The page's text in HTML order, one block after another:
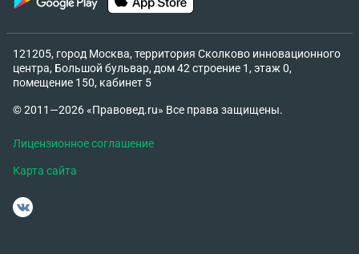
121205, город Москва, территория Сколково инновационного
центра, Большой бульвар, дом 42 строение 1, этаж 0,
помещение 150, кабинет 5
© 2011—2026 «Правовед.ru» Все права защищены.
Лицензионное соглашение
Карта сайта